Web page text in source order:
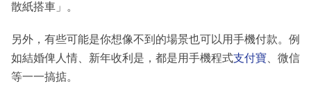
散紙搭車」。
另外，有些可能是你想像不到的場景也可以用手機付款。例
如結婚俾人情、新年收利是，都是用手機程式支付寶 、微信
等一一搞掂。